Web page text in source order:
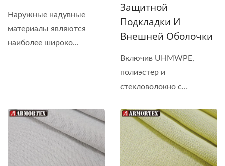
Наружные надувные
материалы являются
наиболее широко...
Защитной
Подкладки И
Внешней Оболочки
Включив UHMWPE,
полиэстер и
стекловолокно с
специализированной...